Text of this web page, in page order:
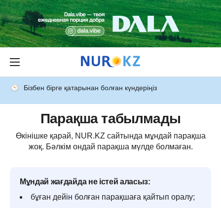
Бізбен бірге қатарынан болған күндеріңіз
Парақша табылмады
Өкінішке қарай, NUR.KZ сайтында мұндай парақша
жоқ. Бәлкім ондай парақша мүлде болмаған.
Мұндай жағдайда не істей аласыз:
бұған дейін болған парақшаға қайтып оралу;